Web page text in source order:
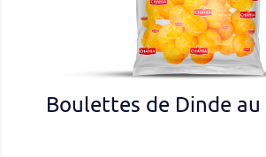
Boulettes de Dinde au